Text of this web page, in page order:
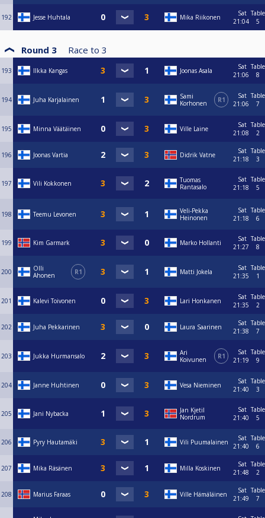
192 Jesse Huhtala Mika Riikonen
Sat
21:04
Table
5
Round 3 Race to 3
193 Ilkka Kangas Joonas Asala
Sat
21:06
Table
8
194 Juha Karjalainen
Sami
Korhonen
R1
Sat
21:06
Table
7
195 Minna Väätäinen Ville Laine
Sat
21:08
Table
2
196 Joonas Vartia Didrik Vatne
Sat
21:18
Table
3
197 Vili Kokkonen
Tuomas
Rantasalo
Sat
21:18
Table
5
198 Teemu Levonen
Veli-Pekka
Heinonen
Sat
21:18
Table
6
199 Kim Garmark Marko Hollanti
Sat
21:27
Table
8
200
Olli
Ahonen
R1 Matti Jokela
Sat
21:35
Table
1
201 Kalevi Toivonen Lari Honkanen
Sat
21:35
Table
2
202 Juha Pekkarinen Laura Saarinen
Sat
21:38
Table
7
203 Jukka Hurmansalo
Ari
Koivunen
R1
Sat
21:19
Table
9
204 Janne Huhtinen Vesa Nieminen
Sat
21:40
Table
3
205 Jani Nybacka
Jan Kjetil
Nordrum
Sat
21:40
Table
5
206 Pyry Hautamäki Vili Puumalainen
Sat
21:40
Table
6
207 Mika Räsänen Milla Koskinen
Sat
21:48
Table
2
208 Marius Faraas Ville Hämäläinen
Sat
21:49
Table
7